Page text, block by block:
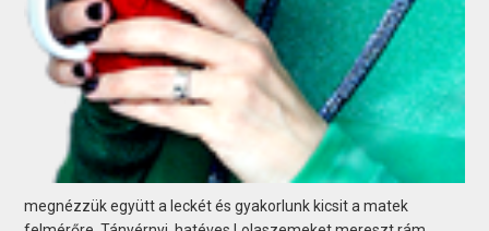
megnézzük együtt a leckét és gyakorlunk kicsit a matek